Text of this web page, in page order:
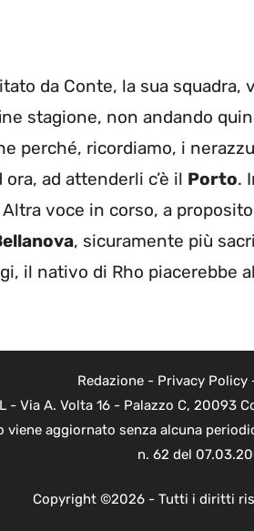
da Conte, la sua squadra,
stagione, non andando
perché, ricordiamo, i
ad attenderli c’è il Porto.
Altra voce in corso, a
, sicuramente più
il nativo di Rho piacerebbe
Redazione- Privacy Policy
Via A. Volta 16 - Palazzo C, 20093
aggiornato senza alcuna
n. 62 del
Copyright ©2026 - Tutti i diritti